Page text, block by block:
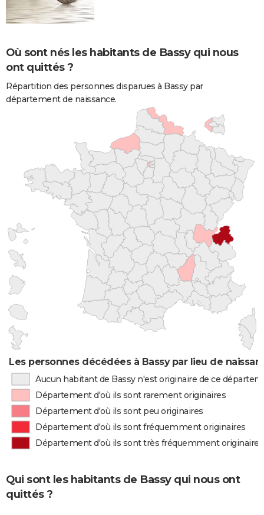
Où sont nés les habitants de Bassy qui nous
ont quittés ?
Répartition des personnes disparues à Bassy par
département de naissance.
Les personnes décédées à Bassy par lieu de
Aucun habitant de Bassy n'est originaire de ce
Département d'où ils sont rarement originaires
Département d'où ils sont peu originaires
Département d'où ils sont fréquemment originaires
Département d'où ils sont très fréquemment originaires
Qui sont les habitants de Bassy qui nous ont
quittés ?